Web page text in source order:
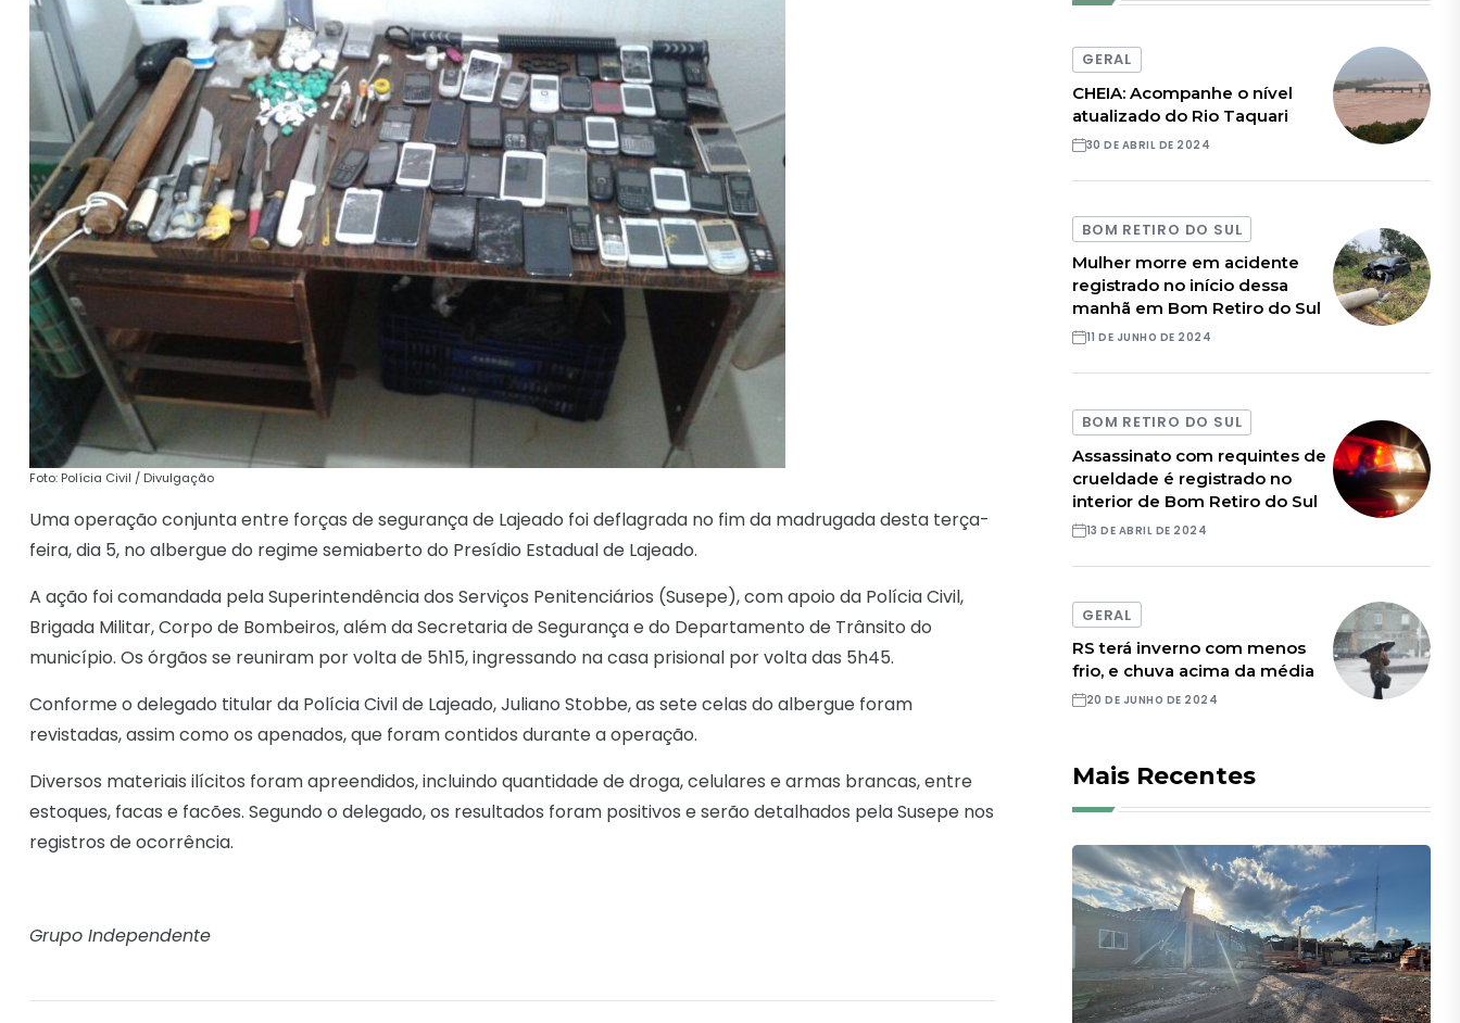
Foto: Polícia Civil / Divulgação
Uma operação conjunta entre forças de segurança de Lajeado foi deflagrada no fim da madrugada desta terça-
feira, dia 5, no albergue do regime semiaberto do Presídio Estadual de Lajeado.
A ação foi comandada pela Superintendência dos Serviços Penitenciários (Susepe), com apoio da Polícia Civil,
Brigada Militar, Corpo de Bombeiros, além da Secretaria de Segurança e do Departamento de Trânsito do
município. Os órgãos se reuniram por volta de 5h15, ingressando na casa prisional por volta das 5h45.
Conforme o delegado titular da Polícia Civil de Lajeado, Juliano Stobbe, as sete celas do albergue foram
revistadas, assim como os apenados, que foram contidos durante a operação.
Diversos materiais ilícitos foram apreendidos, incluindo quantidade de droga, celulares e armas brancas, entre
estoques, facas e facões. Segundo o delegado, os resultados foram positivos e serão detalhados pela Susepe nos
registros de ocorrência.
Grupo Independente
GERAL
CHEIA: Acompanhe o nível
atualizado do Rio Taquari
30 DE ABRIL DE 2024
BOM RETIRO DO SUL
Mulher morre em acidente
registrado no início dessa
manhã em Bom Retiro do Sul
11 DE JUNHO DE 2024
BOM RETIRO DO SUL
Assassinato com requintes de
crueldade é registrado no
interior de Bom Retiro do Sul
13 DE ABRIL DE 2024
GERAL
RS terá inverno com menos
frio, e chuva acima da média
20 DE JUNHO DE 2024
Mais Recentes